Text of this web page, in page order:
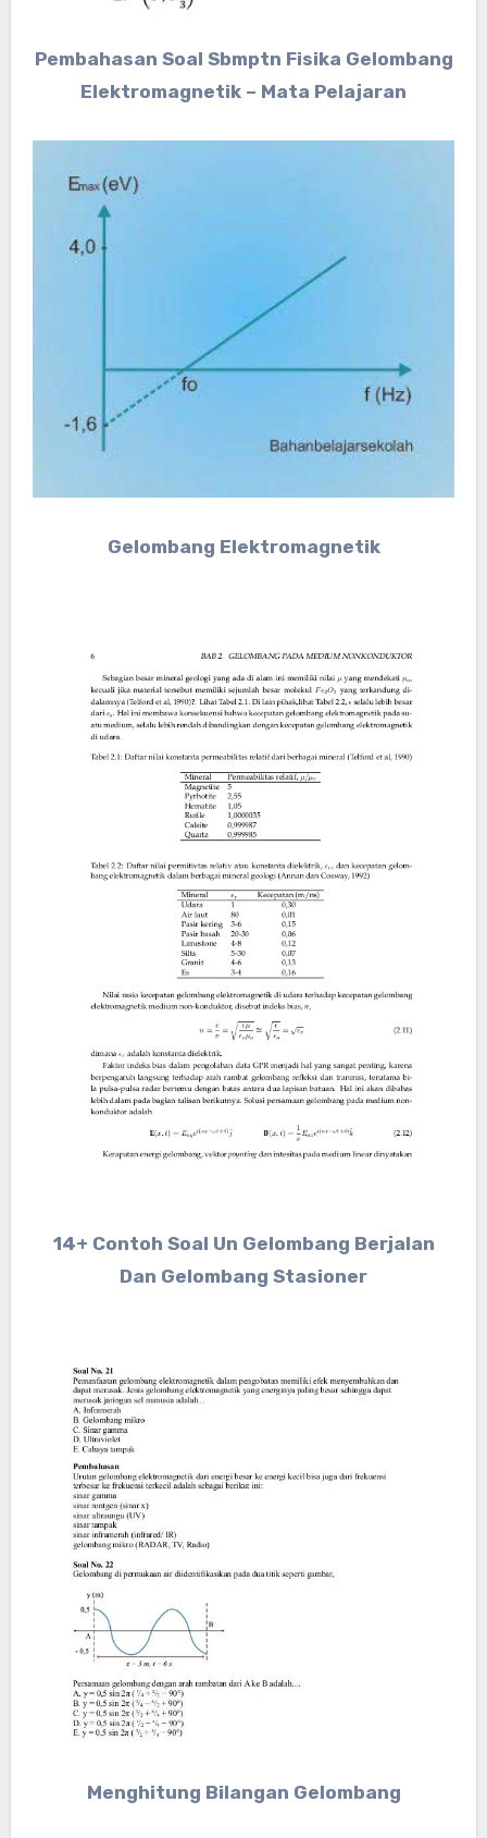
Pembahasan Soal Sbmptn Fisika Gelombang
Elektromagnetik – Mata Pelajaran
Gelombang Elektromagnetik
14+ Contoh Soal Un Gelombang Berjalan
Dan Gelombang Stasioner
Menghitung Bilangan Gelombang